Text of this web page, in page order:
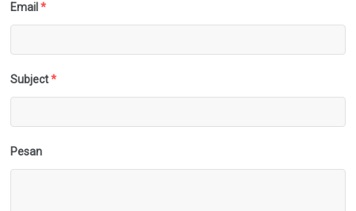
Email *
Subject *
Pesan